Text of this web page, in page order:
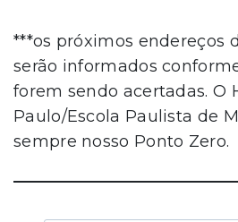
***os próximos endereços
serão informados
forem sendo acertadas. O
Paulo/Escola Paulista de
sempre nosso Ponto Zero.